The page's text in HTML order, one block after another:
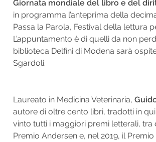
Giornata mondiale del libro e del
in programma l’anteprima della
Passa la Parola, Festival della lettura
L’appuntamento è di quelli da non
biblioteca Delfini di Modena sarà
Sgardoli.
Laureato in Medicina Veterinaria,
autore di oltre cento libri, tradotti in
vinto tutti i maggiori premi letterali, tra
Premio Andersen e, nel 2019, il